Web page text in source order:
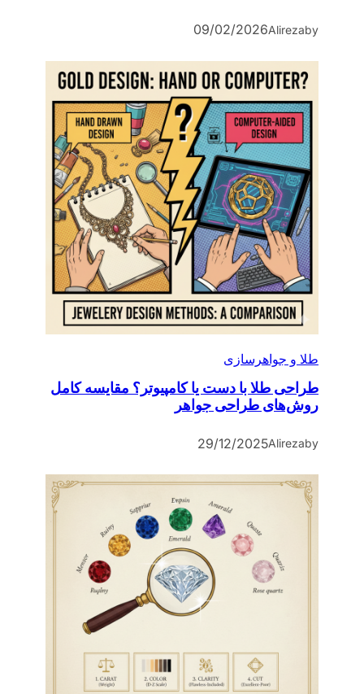
by
Alireza
09/02/2026
طلا و جواهرسازی
طراحی طلا با دست یا کامپیوتر؟ مقایسه کامل
روش‌های طراحی جواهر
by
Alireza
29/12/2025